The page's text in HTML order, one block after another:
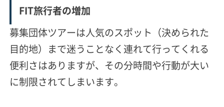
FIT旅行者の増加
募集団体ツアーは人気のスポット（決められた
目的地）まで迷うことなく連れて行ってくれる
便利さはありますが、その分時間や行動が大い
に制限されてしまいます。